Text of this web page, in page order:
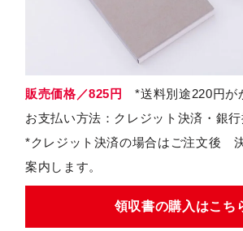
販売価格／825円
*送料別途220円が
お支払い方法：クレジット決済・銀
*クレジット決済の場合はご注文後
案内します。
領収書の購入はこち